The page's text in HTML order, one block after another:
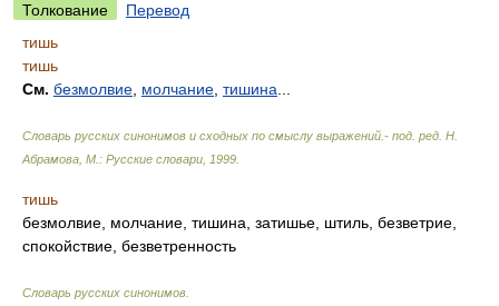
Толкование
Перевод
тишь
тишь
См. безмолвие молчание тишина
Словарь русских синонимов и сходных по смыслу выражений.- под. ред. Н.
Абрамова, М.: Русские словари 1999
тишь
безмолвие, молчание, тишина, затишье, штиль, безветрие,
спокойствие, безветренность
Словарь русских синонимов